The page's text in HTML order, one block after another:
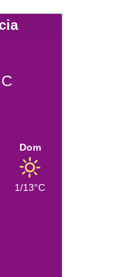
C
Dom
1/13°C